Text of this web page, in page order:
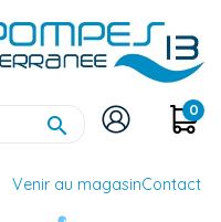

0
Venir au magasinContact